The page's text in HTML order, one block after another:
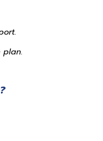
plan.